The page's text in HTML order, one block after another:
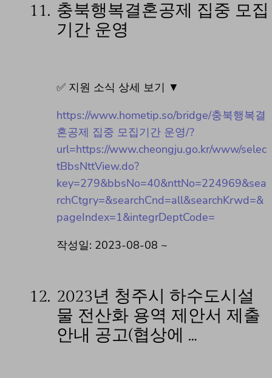
11. 충북행복결혼공제 집중 모집
기간 운영
✅ 지원 소식 상세 보기 ▼
https://www.hometip.so/bridge/충북행복결
혼공제 집중 모집기간 운영/?
url=https://www.cheongju.go.kr/www/selec
tBbsNttView.do?
key=279&bbsNo=40&nttNo=224969&sea
rchCtgry=&searchCnd=all&searchKrwd=&
pageIndex=1&integrDeptCode=
작성일: 2023-08-08 ~
12. 2023년 청주시 하수도시설
물 전산화 용역 제안서 제출
안내 공고(협상에 …